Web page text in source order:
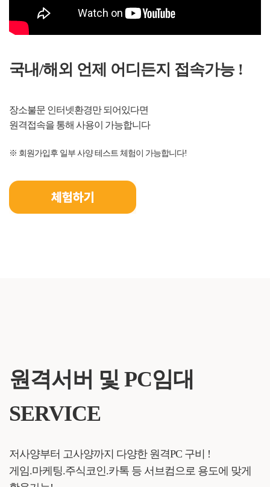
국내/해외 언제 어디든지 접속가능 !
장소불문 인터넷환경만 되어있다면
원격접속을 통해 사용이 가능합니다
※ 회원가입후 일부 사양 테스트 체험이 가능합니다!
원격서버 및 PC임대
SERVICE
저사양부터 고사양까지 다양한 원격PC 구비 !
게임.마케팅.주식코인.카톡 등 서브컴으로 용도에 맞게